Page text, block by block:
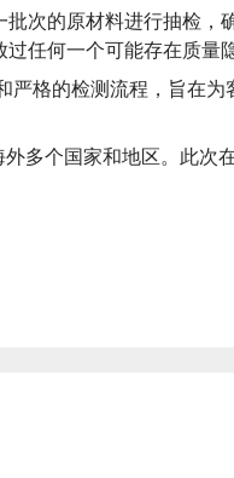
次的原材料进行抽检
任何一个可能存在质量
格的检测流程，旨在
多个国家和地区。此